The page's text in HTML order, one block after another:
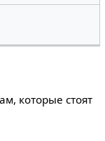
которые стоят